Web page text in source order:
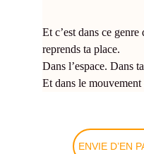
Et c’est dans ce
reprends ta place.
Dans l’espace. Dans
Et dans le mouvement
ENVIE D’EN